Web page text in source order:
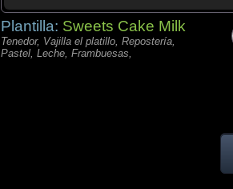
Plantilla: Sweets Cake Milk
Tenedor, Vajilla el platillo, Repostería,
Pastel, Leche, Frambuesas,